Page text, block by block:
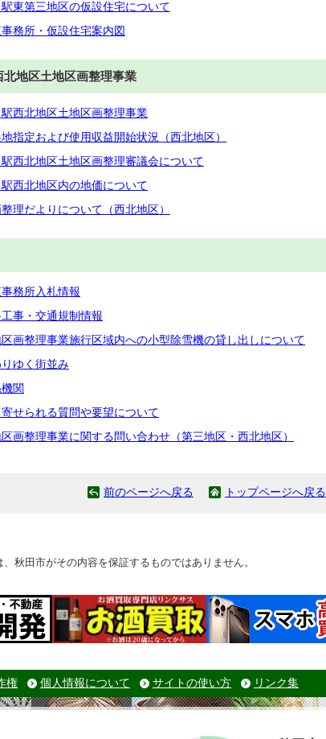
東第三地区の仮設住宅について
務所・仮設住宅案内図
北地区土地区画整理事業
西北地区土地区画整理事業
指定および使用収益開始状況（西北地区）
西北地区土地区画整理審議会について
西北地区内の地価について
整理だよりについて（西北地区）
務所入札情報
事・交通規制情報
画整理事業施行区域内への小型除雪機の貸し出しについて
ゆく街並み
関
寄せられる質問や要望について
画整理事業に関する問い合わせ（第三地区・西北地区）
前のページへ戻る トップページへ戻る
秋田市がその内容を保証するものではありません。
権 個人情報について サイトの使い方 リンク集